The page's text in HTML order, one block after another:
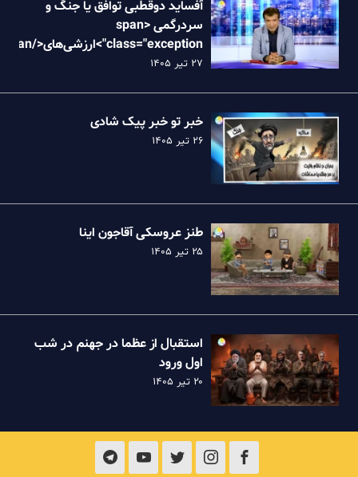
آفساید دوقطبی توافق یا جنگ و
سردرگمی <span
نظام
۲۷ تیر ۱۴۰۵
خبر تو خبر پیک شادی
۲۶ تیر ۱۴۰۵
طنز عروسکی آقاجون اینا
۲۵ تیر ۱۴۰۵
استقبال از عظما در جهنم در شب
اول ورود
۲۰ تیر ۱۴۰۵